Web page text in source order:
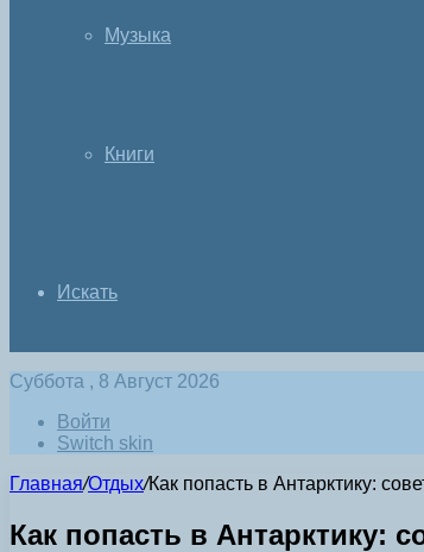
Музыка
Книги
Искать
Суббота , 8 Август 2026
Войти
Switch skin
Главная/Отдых/Как попасть в Антарктику:
Как попасть в Антарктику: